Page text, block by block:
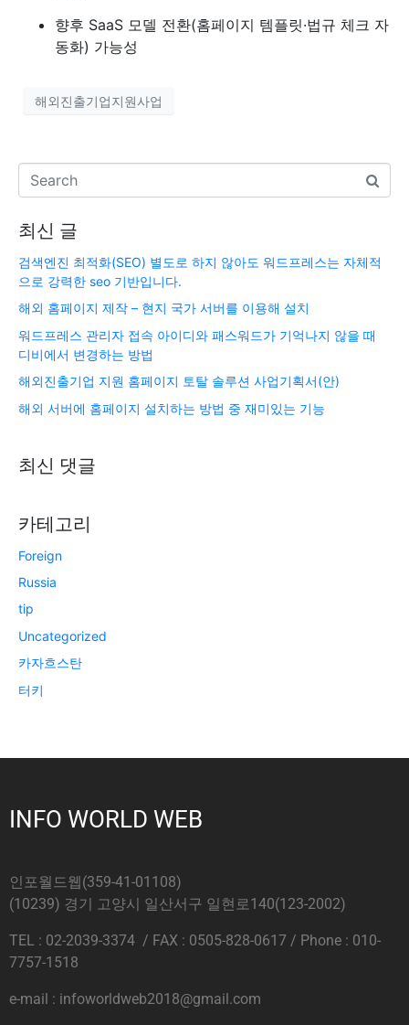
향후 SaaS 모델 전환(홈페이지 템플릿·법규 체크 자
동화) 가능성
해외진출기업지원사업
최신 글
검색엔진 최적화(SEO) 별도로 하지 않아도 워드프레스는 자체적
으로 강력한 seo 기반입니다.
해외 홈페이지 제작 – 현지 국가 서버를 이용해 설치
워드프레스 관리자 접속 아이디와 패스워드가 기억나지 않을 때
디비에서 변경하는 방법
해외진출기업 지원 홈페이지 토탈 솔루션 사업기획서(안)
해외 서버에 홈페이지 설치하는 방법 중 재미있는 기능
최신 댓글
카테고리
Foreign
Russia
tip
Uncategorized
카자흐스탄
터키
INFO WORLD WEB
인포월드웹(359-41-01108)
(10239) 경기 고양시 일산서구 일현로140(123-2002)
TEL : 02-2039-3374 / FAX : 0505-828-0617 / Phone : 010-
7757-1518
e-mail : infoworldweb2018@gmail.com